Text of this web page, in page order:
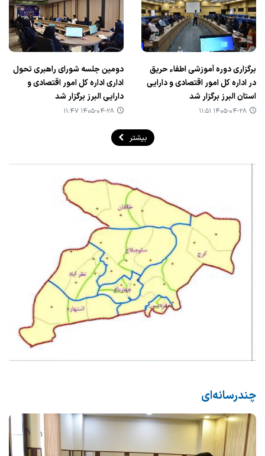
برگزاری دوره آموزشی اطفاء حریق
در اداره کل امور اقتصادی و دارایی
استان البرز برگزار شد
۱۴۰۵-۰۴-۲۸ ۱۱:۵۱
دومین جلسه شورای راهبری تحول
اداری اداره کل امور اقتصادی و
دارایی البرز برگزار شد
۱۴۰۵-۰۴-۲۸ ۱۱:۴۷
بیشتر
چندرسانه‌ای